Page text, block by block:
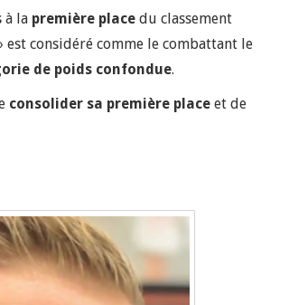
à la première place du classement
considéré comme le combattant le
de poids confondue.
consolider sa première place et de